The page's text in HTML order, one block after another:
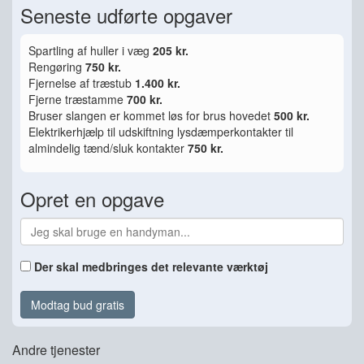
Seneste udførte opgaver
Spartling af huller i væg 205 kr.
Rengøring 750 kr.
Fjernelse af træstub 1.400 kr.
Fjerne træstamme 700 kr.
Bruser slangen er kommet løs for brus hovedet 500 kr.
Elektrikerhjælp til udskiftning lysdæmperkontakter til
almindelig tænd/sluk kontakter 750 kr.
Opret en opgave
Der skal medbringes det relevante værktøj
Modtag bud gratis
Andre tjenester